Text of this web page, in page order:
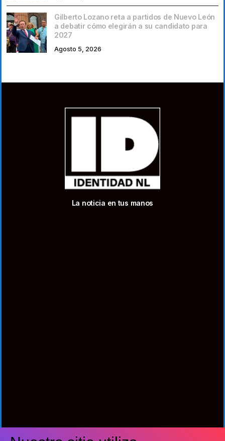
Gilberto Lozano reta a partidos de Nuevo León
a debatir cómo elegirán a su candidato para
2027
Agosto 5, 2026
La noticia en tus manos